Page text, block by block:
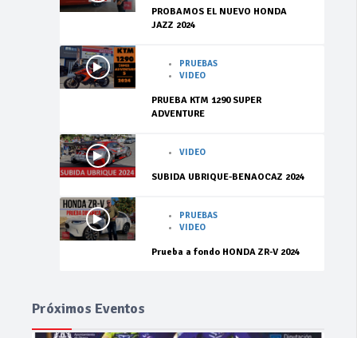
PROBAMOS EL NUEVO HONDA
JAZZ 2024
PRUEBAS
VIDEO
PRUEBA KTM 1290 SUPER
ADVENTURE
VIDEO
SUBIDA UBRIQUE-BENAOCAZ 2024
PRUEBAS
VIDEO
Prueba a fondo HONDA ZR-V 2024
Próximos Eventos